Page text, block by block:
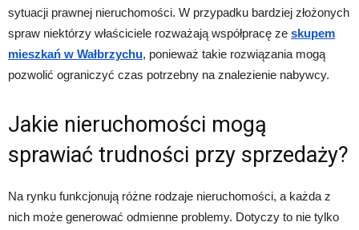
sytuacji prawnej nieruchomości. W przypadku bardziej złożonych
spraw niektórzy właściciele rozważają współpracę ze skupem
mieszkań w Wałbrzychu, ponieważ takie rozwiązania mogą
pozwolić ograniczyć czas potrzebny na znalezienie nabywcy.
Jakie nieruchomości mogą
sprawiać trudności przy sprzedaży?
Na rynku funkcjonują różne rodzaje nieruchomości, a każda z
nich może generować odmienne problemy. Dotyczy to nie tylko